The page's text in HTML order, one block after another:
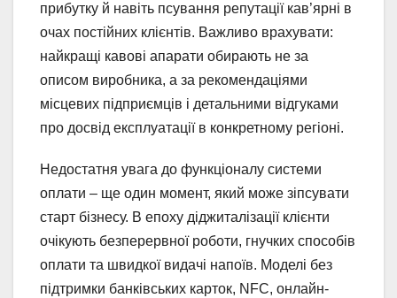
прибутку й навіть псування репутації кав’ярні в
очах постійних клієнтів. Важливо врахувати:
найкращі кавові апарати обирають не за
описом виробника, а за рекомендаціями
місцевих підприємців і детальними відгуками
про досвід експлуатації в конкретному регіоні.
Недостатня увага до функціоналу системи
оплати – ще один момент, який може зіпсувати
старт бізнесу. В епоху діджиталізації клієнти
очікують безперервної роботи, гнучких способів
оплати та швидкої видачі напоїв. Моделі без
підтримки банківських карток, NFC, онлайн-